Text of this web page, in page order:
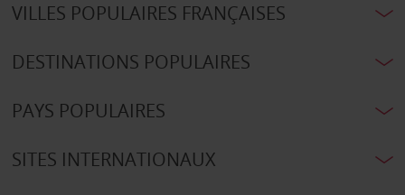
VILLES POPULAIRES FRANÇAISES
DESTINATIONS POPULAIRES
PAYS POPULAIRES
SITES INTERNATIONAUX